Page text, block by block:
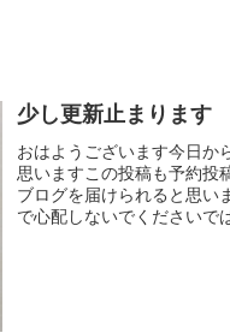
少し更新止まります
おはようございます今日か
思いますこの投稿も予約投
ブログを届けられると思い
で心配しないでくださいで